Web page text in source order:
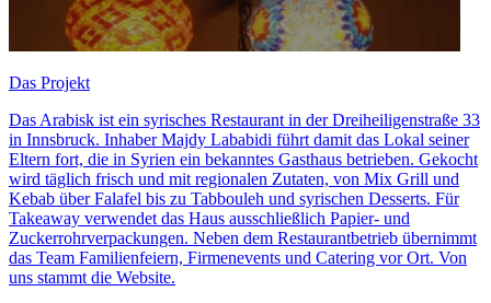
Das Projekt
Das Arabisk ist ein syrisches Restaurant in der Dreiheiligenstraße 33
in Innsbruck. Inhaber Majdy Lababidi führt damit das Lokal seiner
Eltern fort, die in Syrien ein bekanntes Gasthaus betrieben. Gekocht
wird täglich frisch und mit regionalen Zutaten, von Mix Grill und
Kebab über Falafel bis zu Tabbouleh und syrischen Desserts. Für
Takeaway verwendet das Haus ausschließlich Papier- und
Zuckerrohrverpackungen. Neben dem Restaurantbetrieb übernimmt
das Team Familienfeiern, Firmenevents und Catering vor Ort. Von
uns stammt die Website.